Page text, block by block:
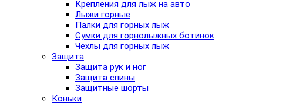
Крепления для лыж на авто
Лыжи горные
Палки для горных лыж
Сумки для горнолыжных ботинок
Чехлы для горных лыж
Защита
Защита рук и ног
Защита спины
Защитные шорты
Коньки